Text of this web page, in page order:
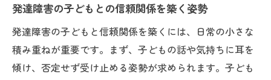
発達障害の子どもとの信頼関係を築く姿勢
発達障害の子どもと信頼関係を築くには、日常の小さな
積み重ねが重要です。まず、子どもの話や気持ちに耳を
傾け、否定せず受け止める姿勢が求められます。子ども